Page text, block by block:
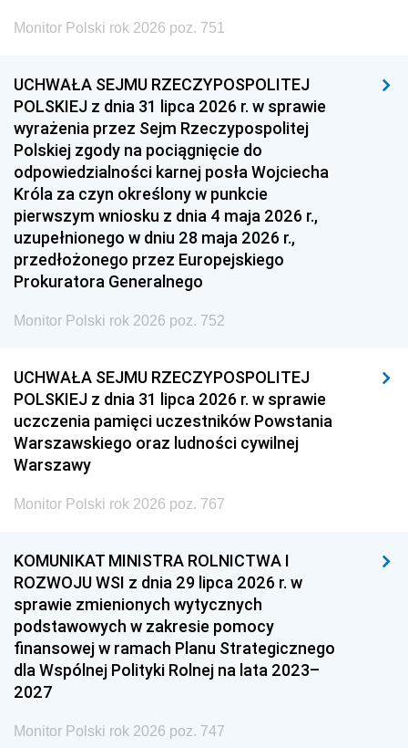
Monitor Polski rok 2026 poz. 751
UCHWAŁA SEJMU RZECZYPOSPOLITEJ
POLSKIEJ z dnia 31 lipca 2026 r. w sprawie
wyrażenia przez Sejm Rzeczypospolitej
Polskiej zgody na pociągnięcie do
odpowiedzialności karnej posła Wojciecha
Króla za czyn określony w punkcie
pierwszym wniosku z dnia 4 maja 2026 r.,
uzupełnionego w dniu 28 maja 2026 r.,
przedłożonego przez Europejskiego
Prokuratora Generalnego
Monitor Polski rok 2026 poz. 752
UCHWAŁA SEJMU RZECZYPOSPOLITEJ
POLSKIEJ z dnia 31 lipca 2026 r. w sprawie
uczczenia pamięci uczestników Powstania
Warszawskiego oraz ludności cywilnej
Warszawy
Monitor Polski rok 2026 poz. 767
KOMUNIKAT MINISTRA ROLNICTWA I
ROZWOJU WSI z dnia 29 lipca 2026 r. w
sprawie zmienionych wytycznych
podstawowych w zakresie pomocy
finansowej w ramach Planu Strategicznego
dla Wspólnej Polityki Rolnej na lata 2023–
2027
Monitor Polski rok 2026 poz. 747